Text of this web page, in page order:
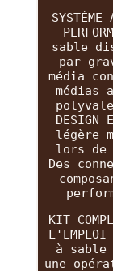
SYSTÈME
sable
par
média
médias
DESIGN
légère
lors de
Des
KIT
à sable
une